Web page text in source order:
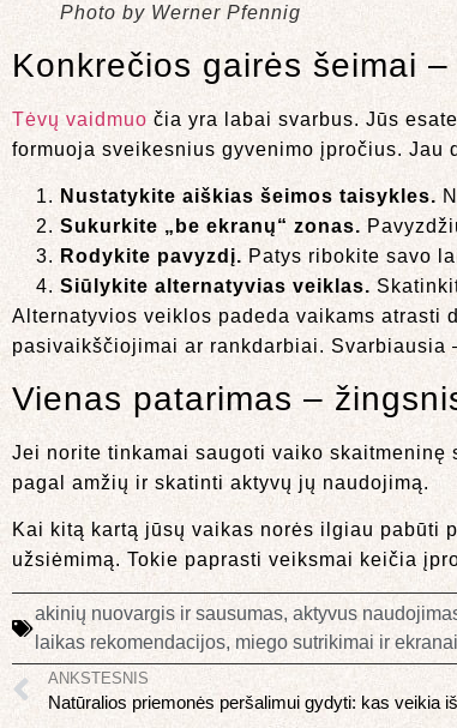
Photo by Werner Pfennig
Konkrečios gairės šeimai
Tėvų vaidmuo čia yra labai svarbus. Jūs
formuoja sveikesnius gyvenimo įpročius.
Nustatykite aiškias šeimos taisykles.
Sukurkite „be ekranų“ zonas.
Rodykite pavyzdį. Patys ribokite savo
Siūlykite alternatyvias veiklas.
Alternatyvios veiklos padeda vaikams atrasti
pasivaikščiojimai ar rankdarbiai.
Vienas patarimas –
Jei norite tinkamai saugoti vaiko
pagal amžių ir skatinti aktyvų jų naudojimą.
Kai kitą kartą jūsų vaikas norės ilgiau pabūti
užsiėmimą. Tokie paprasti veiksmai keičia
akinių nuovargis ir sausumas, aktyvus
laikas rekomendacijos, miego sutrikimai ir ekranai
ANKSTESNIS
Natūralios priemonės peršalimui gydyti: kas veikia